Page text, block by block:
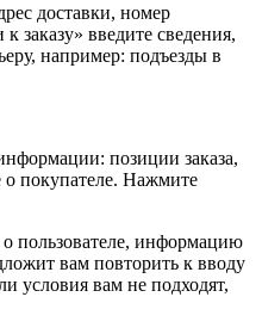
доставки, номер
заказу» введите сведения,
например: подъезды в
позиции заказа,
покупателе. Нажмите
пользователе, информацию
вам повторить к вводу
условия вам не подходят,